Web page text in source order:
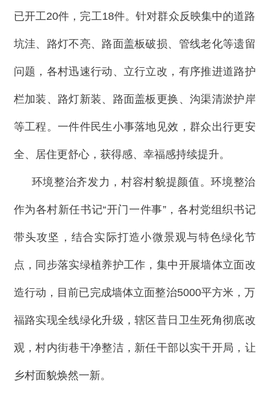
已开工20件，完工18件。针对群众反映集中的道路
坑洼、路灯不亮、路面盖板破损、管线老化等遗留
问题，各村迅速行动、立行立改，有序推进道路护
栏加装、路灯新装、路面盖板更换、沟渠清淤护岸
等工程。一件件民生小事落地见效，群众出行更安
全、居住更舒心，获得感、幸福感持续提升。
环境整治齐发力，村容村貌提颜值。环境整治
作为各村新任书记“开门一件事”，各村党组织书记
带头攻坚，结合实际打造小微景观与特色绿化节
点，同步落实绿植养护工作，集中开展墙体立面改
造行动，目前已完成墙体立面整治5000平方米，万
福路实现全线绿化升级，辖区昔日卫生死角彻底改
观，村内街巷干净整洁，新任干部以实干开局，让
乡村面貌焕然一新。